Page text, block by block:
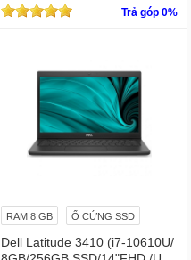
Trả góp 0%
RAM 8 GB Ổ CỨNG SSD
Dell Latitude 3410 (i7-10610U/